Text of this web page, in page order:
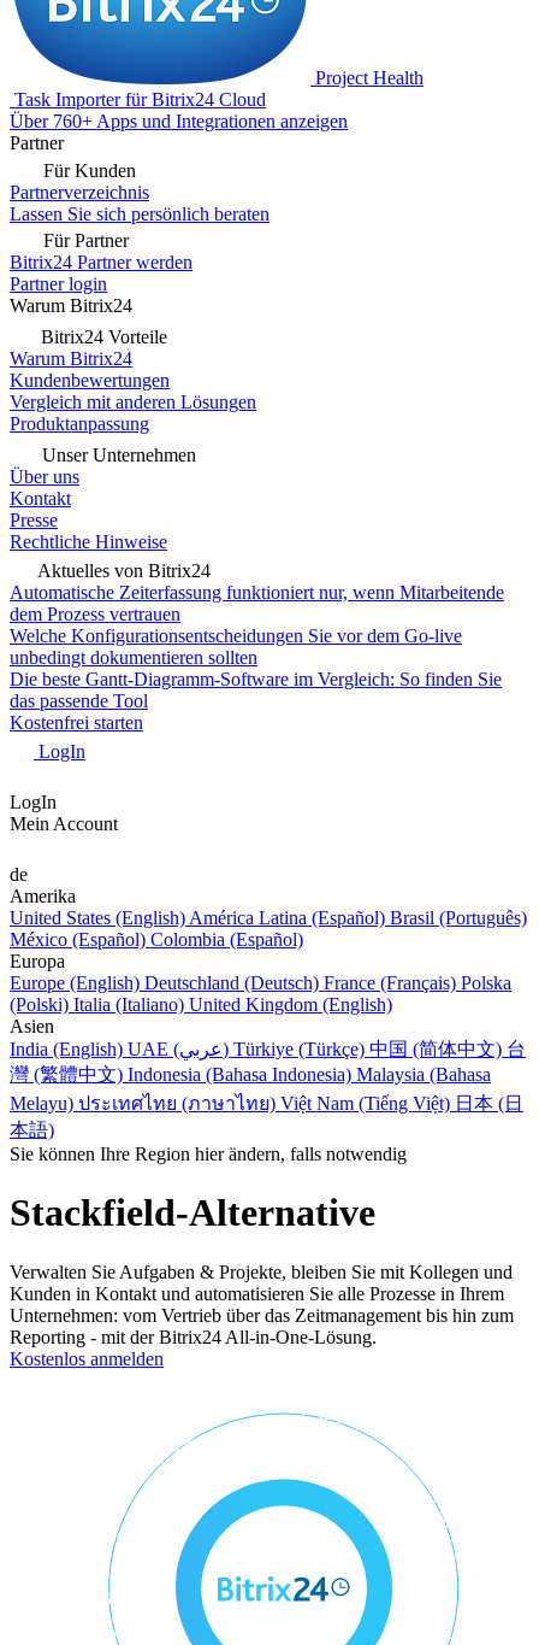
Project Health
Task Importer für Bitrix24 Cloud
Über 760+ Apps und Integrationen anzeigen
Partner
Für Kunden
Partnerverzeichnis
Lassen Sie sich persönlich beraten
Für Partner
Bitrix24 Partner werden
Partner login
Warum Bitrix24
Bitrix24 Vorteile
Warum Bitrix24
Kundenbewertungen
Vergleich mit anderen Lösungen
Produktanpassung
Unser Unternehmen
Über uns
Kontakt
Presse
Rechtliche Hinweise
Aktuelles von Bitrix24
Automatische Zeiterfassung funktioniert nur, wenn Mitarbeitende
dem Prozess vertrauen
Welche Konfigurationsentscheidungen Sie vor dem Go-live
unbedingt dokumentieren sollten
Die beste Gantt-Diagramm-Software im Vergleich: So finden Sie
das passende Tool
Kostenfrei starten
LogIn
LogIn
Mein Account
de
Amerika
United States (English) América Latina (Español) Brasil (Português)
México (Español) Colombia (Español)
Europa
Europe (English) Deutschland (Deutsch) France (Français) Polska
(Polski) Italia (Italiano) United Kingdom (English)
Asien
India (English)
UAE (عربي) Türkiye (Türkçe) 中国 (简体中文) 台
灣 (繁體中文) Indonesia (Bahasa Indonesia) Malaysia (Bahasa
Melayu) ประเทศไทย (ภาษาไทย) Việt Nam (Tiếng Việt) 日本 (日
本語)
Sie können Ihre Region hier ändern, falls notwendig
Stackfield-Alternative
Verwalten Sie Aufgaben & Projekte, bleiben Sie mit Kollegen und
Kunden in Kontakt und automatisieren Sie alle Prozesse in Ihrem
Unternehmen: vom Vertrieb über das Zeitmanagement bis hin zum
Reporting - mit der Bitrix24 All-in-One-Lösung.
Kostenlos anmelden